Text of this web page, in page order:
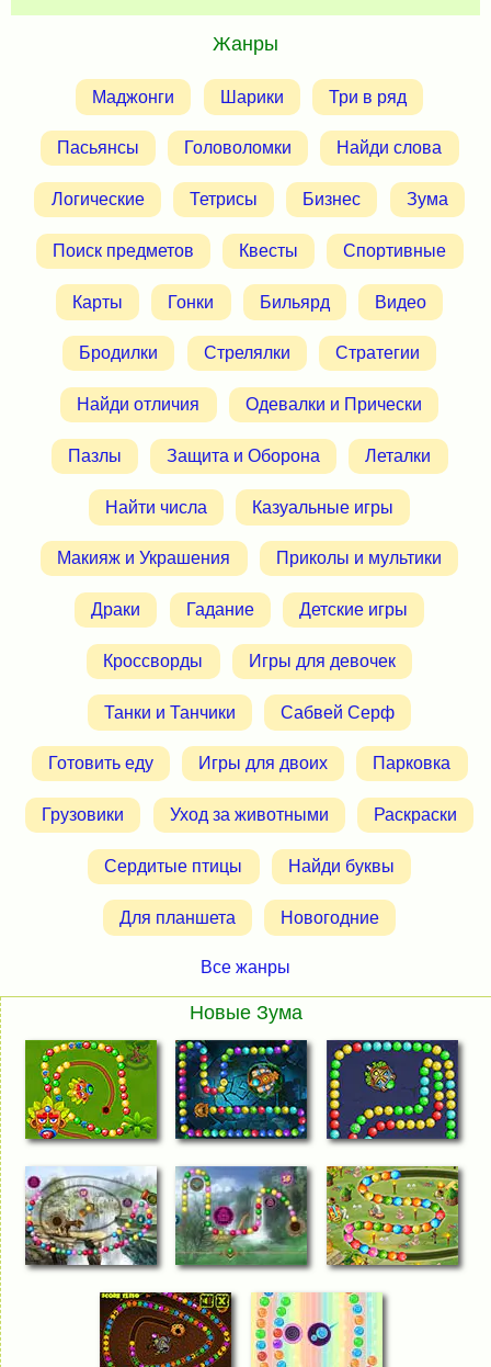
Жанры
Маджонги Шарики Три в ряд
Пасьянсы Головоломки Найди слова
Логические Тетрисы Бизнес Зума
Поиск предметов Квесты Спортивные
Карты Гонки Бильярд Видео
Бродилки Стрелялки Стратегии
Найди отличия Одевалки и Прически
Пазлы Защита и Оборона Леталки
Найти числа Казуальные игры
Макияж и Украшения Приколы и мультики
Драки Гадание Детские игры
Кроссворды Игры для девочек
Танки и Танчики Сабвей Серф
Готовить еду Игры для двоих Парковка
Грузовики Уход за животными Раскраски
Сердитые птицы Найди буквы
Для планшета Новогодние
Все жанры
Новые Зума